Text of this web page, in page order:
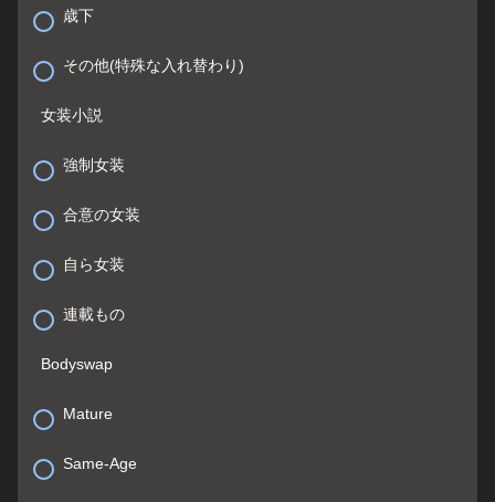
歳下
その他(特殊な入れ替わり)
女装小説
強制女装
合意の女装
自ら女装
連載もの
Bodyswap
Mature
Same-Age